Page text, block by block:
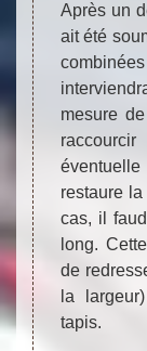
Après un
ait été
mesure
restaure
cas, il
long.
de
la
tapis.